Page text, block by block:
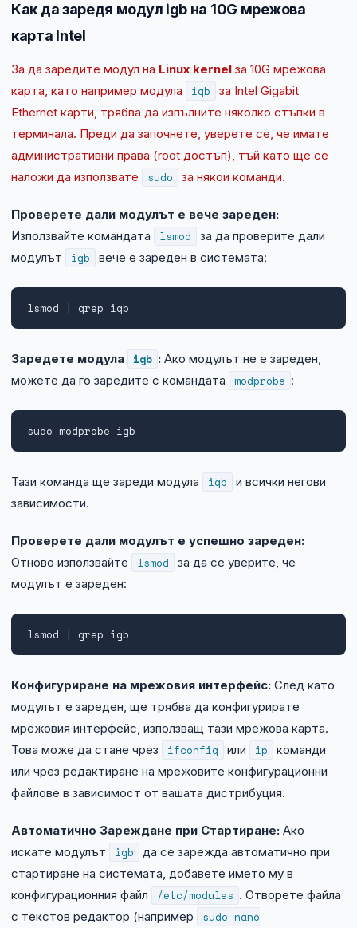
Как да заредя модул igb на 10G мрежова
карта Intel
За да заредите модул на Linux kernel за 10G мрежова
карта, като например модула
igb
за Intel Gigabit
Ethernet карти, трябва да изпълните няколко стъпки в
терминала. Преди да започнете, уверете се, че имате
административни права (root достъп), тъй като ще се
наложи да използвате
sudo за някои команди.
Проверете дали модулът е вече зареден:
Използвайте командата
lsmod
за да проверите дали
модулът
igb вече е зареден в системата:
lsmod | grep igb
Заредете модула igb : Ако модулът не е зареден,
можете да го заредите с командата
modprobe :
sudo modprobe igb
Тази команда ще зареди модула igb
и всички негови
зависимости.
Проверете дали модулът е успешно зареден:
Отново използвайте
lsmod
за да се уверите, че
модулът е зареден:
lsmod | grep igb
Конфигуриране на мрежовия интерфейс: След като
модулът е зареден, ще трябва да конфигурирате
мрежовия интерфейс, използващ тази мрежова карта.
Това може да стане чрез
ifconfig или ip
команди
или чрез редактиране на мрежовите конфигурационни
файлове в зависимост от вашата дистрибуция.
Автоматично Зареждане при Стартиране: Ако
искате модулът
igb
да се зарежда автоматично при
стартиране на системата, добавете името му в
конфигурационния файл
/etc/modules . Отворете файла
с текстов редактор (например
sudo nano